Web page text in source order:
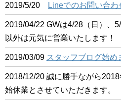
2019/5/20 Lineでのお問い合
2019/04/22 GWは4/28（日）、5/
以外は元気に営業いたします！
2019/03/09 スタッフブログ始め
2018/12/20 誠に勝手ながら
始休業とさせていただきます。